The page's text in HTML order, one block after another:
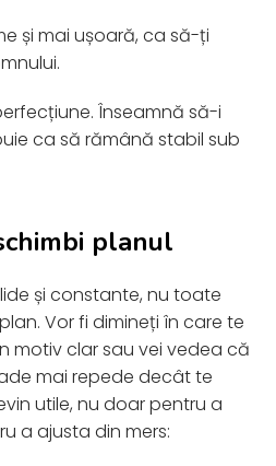
și mai ușoară, ca să-ți
Înseamnă să-i
ca să rămână stabil sub
planul
și constante, nu toate
Vor fi dimineți în care te
motiv clar sau vei vedea că
mai repede decât te
utile, nu doar pentru a
a ajusta din mers: